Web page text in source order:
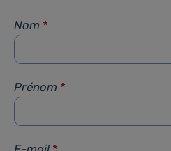
Nom *
Prénom *